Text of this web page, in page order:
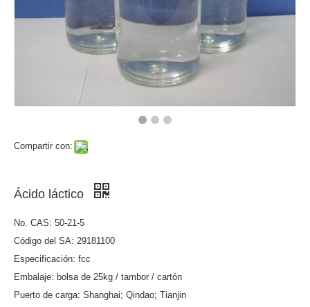
Compartir con:
Ácido láctico
No. CAS: 50-21-5
Código del SA: 29181100
Especificación: fcc
Embalaje: bolsa de 25kg / tambor / cartón
Puerto de carga: Shanghai; Qindao; Tianjin